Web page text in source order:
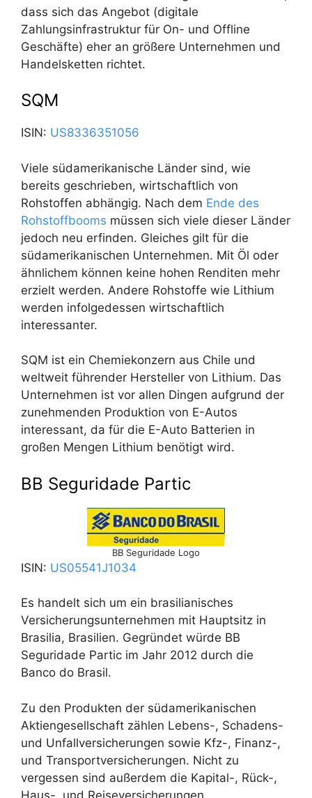
dass sich das Angebot (digitale
Zahlungsinfrastruktur für On- und Offline
Geschäfte) eher an größere Unternehmen und
Handelsketten richtet.
SQM
ISIN: US8336351056
Viele südamerikanische Länder sind, wie
bereits geschrieben, wirtschaftlich von
Rohstoffen abhängig. Nach dem Ende des
Rohstoffbooms müssen sich viele dieser Länder
jedoch neu erfinden. Gleiches gilt für die
südamerikanischen Unternehmen. Mit Öl oder
ähnlichem können keine hohen Renditen mehr
erzielt werden. Andere Rohstoffe wie Lithium
werden infolgedessen wirtschaftlich
interessanter.
SQM ist ein Chemiekonzern aus Chile und
weltweit führender Hersteller von Lithium. Das
Unternehmen ist vor allen Dingen aufgrund der
zunehmenden Produktion von E-Autos
interessant, da für die E-Auto Batterien in
großen Mengen Lithium benötigt wird.
BB Seguridade Partic
BB Seguridade Logo
ISIN: US05541J1034
Es handelt sich um ein brasilianisches
Versicherungsunternehmen mit Hauptsitz in
Brasilia, Brasilien. Gegründet würde BB
Seguridade Partic im Jahr 2012 durch die
Banco do Brasil.
Zu den Produkten der südamerikanischen
Aktiengesellschaft zählen Lebens-, Schadens-
und Unfallversicherungen sowie Kfz-, Finanz-,
und Transportversicherungen. Nicht zu
vergessen sind außerdem die Kapital-, Rück-,
Haus-, und Reiseversicherungen.